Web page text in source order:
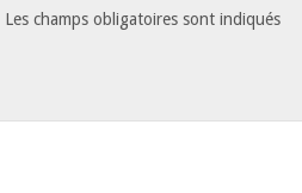
Les champs obligatoires sont indiqués